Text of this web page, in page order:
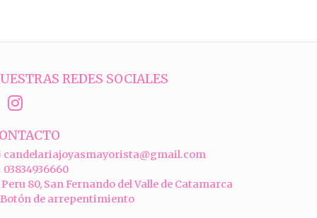
REDES SOCIALES
candelariajoyasmayorista@gmail.com
03834936660
Peru 80, San Fernando del Valle de Catamarca
de arrepentimiento